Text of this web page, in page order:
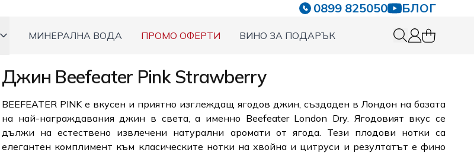
0899 825050 БЛОГ
МИНЕРАЛНА ВОДА ПРОМО ОФЕРТИ
ВИНО ЗА ПОДАРЪК
0 items in
Джин Beefeater Pink Strawberry
BEEFEATER PINK e вкусен и приятно изглеждащ ягодов джин, създаден в Лондон на базата
на най-награждавания джин в света, а именно Beefeater London Dry. Ягодовият вкус се
дължи на естествено извлечени натурални аромати от ягода. Тези плодови нотки са
елегантен комплимент към класическите нотки на хвойна и цитруси и резултатът е фино